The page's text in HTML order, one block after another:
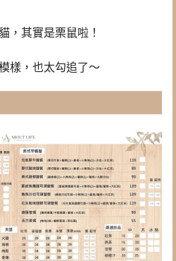
，其實是栗鼠啦！
樣，也太勾追了～